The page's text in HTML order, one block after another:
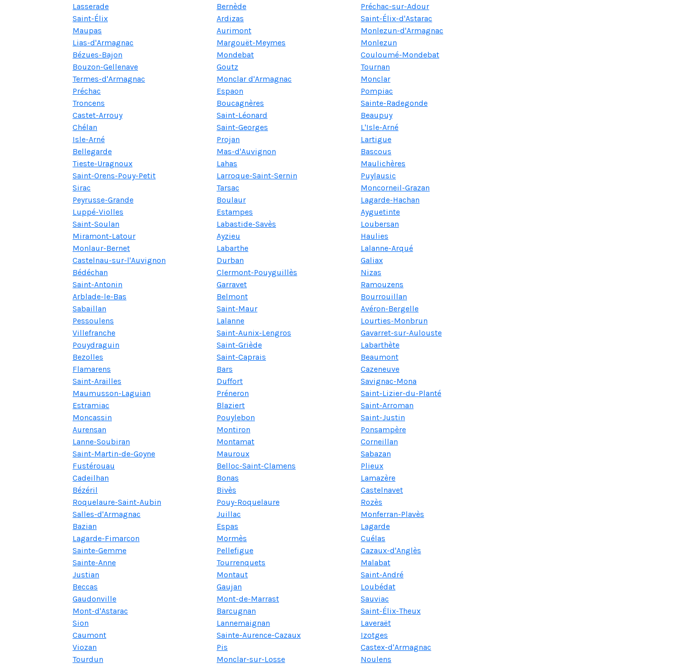
Lasserade
Bernède
Préchac-sur-Adour
Saint-Élix
Ardizas
Saint-Élix-d'Astarac
Maupas
Aurimont
Monlezun-d'Armagnac
Lias-d'Armagnac
Margouët-Meymes
Monlezun
Bézues-Bajon
Mondebat
Couloumé-Mondebat
Bouzon-Gellenave
Goutz
Tournan
Termes-d'Armagnac
Monclar d'Armagnac
Monclar
Préchac
Espaon
Pompiac
Troncens
Boucagnères
Sainte-Radegonde
Castet-Arrouy
Saint-Léonard
Beaupuy
Chélan
Saint-Georges
L'Isle-Arné
Isle-Arné
Projan
Lartigue
Bellegarde
Mas-d'Auvignon
Bascous
Tieste-Uragnoux
Lahas
Maulichères
Saint-Orens-Pouy-Petit
Larroque-Saint-Sernin
Puylausic
Sirac
Tarsac
Moncorneil-Grazan
Peyrusse-Grande
Boulaur
Lagarde-Hachan
Luppé-Violles
Estampes
Ayguetinte
Saint-Soulan
Labastide-Savès
Loubersan
Miramont-Latour
Ayzieu
Haulies
Monlaur-Bernet
Labarthe
Lalanne-Arqué
Castelnau-sur-l'Auvignon
Durban
Galiax
Bédéchan
Clermont-Pouyguillès
Nizas
Saint-Antonin
Garravet
Ramouzens
Arblade-le-Bas
Belmont
Bourrouillan
Sabaillan
Saint-Maur
Avéron-Bergelle
Pessoulens
Lalanne
Lourties-Monbrun
Villefranche
Saint-Aunix-Lengros
Gavarret-sur-Aulouste
Pouydraguin
Saint-Griède
Labarthète
Bezolles
Saint-Caprais
Beaumont
Flamarens
Bars
Cazeneuve
Saint-Arailles
Duffort
Savignac-Mona
Maumusson-Laguian
Préneron
Saint-Lizier-du-Planté
Estramiac
Blaziert
Saint-Arroman
Moncassin
Pouylebon
Saint-Justin
Aurensan
Montiron
Ponsampère
Lanne-Soubiran
Montamat
Corneillan
Saint-Martin-de-Goyne
Mauroux
Sabazan
Fustérouau
Belloc-Saint-Clamens
Plieux
Cadeilhan
Bonas
Lamazère
Bézéril
Bivès
Castelnavet
Roquelaure-Saint-Aubin
Pouy-Roquelaure
Rozès
Salles-d'Armagnac
Juillac
Monferran-Plavès
Bazian
Espas
Lagarde
Lagarde-Fimarcon
Mormès
Cuélas
Sainte-Gemme
Pellefigue
Cazaux-d'Anglès
Sainte-Anne
Tourrenquets
Malabat
Justian
Montaut
Saint-André
Beccas
Gaujan
Loubédat
Gaudonville
Mont-de-Marrast
Sauviac
Mont-d'Astarac
Barcugnan
Saint-Élix-Theux
Sion
Lannemaignan
Laveraët
Caumont
Sainte-Aurence-Cazaux
Izotges
Viozan
Pis
Castex-d'Armagnac
Tourdun
Monclar-sur-Losse Noulens